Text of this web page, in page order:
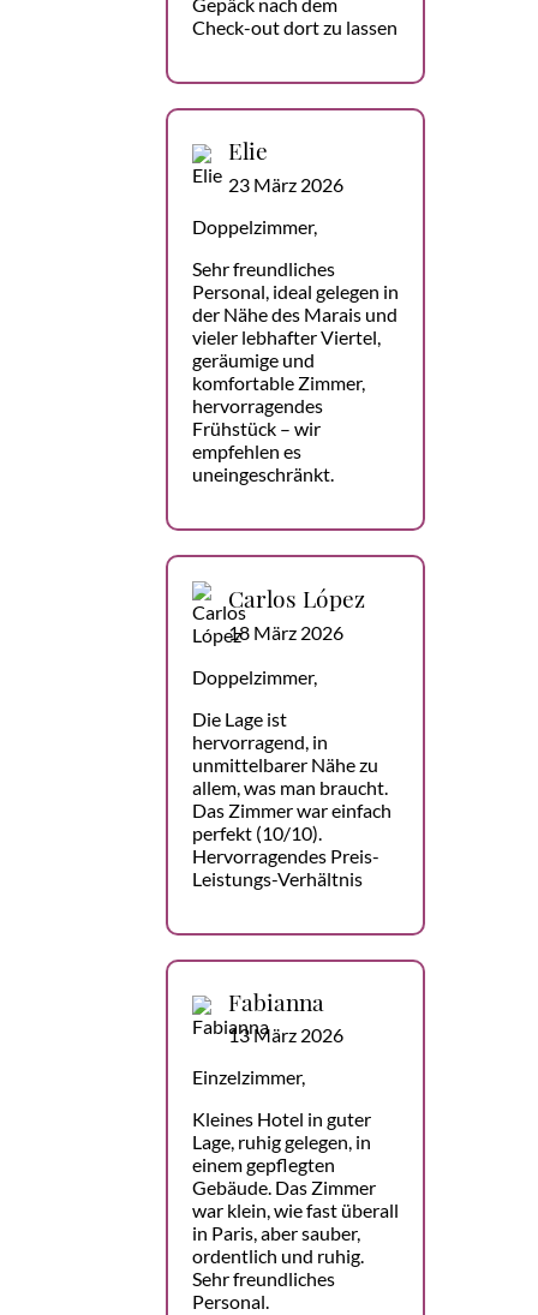
Check-out dort zu lassen
Elie
23 März 2026
Doppelzimmer,
Sehr freundliches
Personal, ideal gelegen in
der Nähe des Marais und
vieler lebhafter Viertel,
geräumige und
komfortable Zimmer,
hervorragendes
Frühstück – wir
empfehlen es
uneingeschränkt.
Carlos López
18 März 2026
Doppelzimmer,
Die Lage ist
hervorragend, in
unmittelbarer Nähe zu
allem, was man braucht.
Das Zimmer war einfach
perfekt (10/10).
Hervorragendes Preis-
Leistungs-Verhältnis
Fabianna
13 März 2026
Einzelzimmer,
Kleines Hotel in guter
Lage, ruhig gelegen, in
einem gepflegten
Gebäude. Das Zimmer
war klein, wie fast überall
in Paris, aber sauber,
ordentlich und ruhig.
Sehr freundliches
Personal.